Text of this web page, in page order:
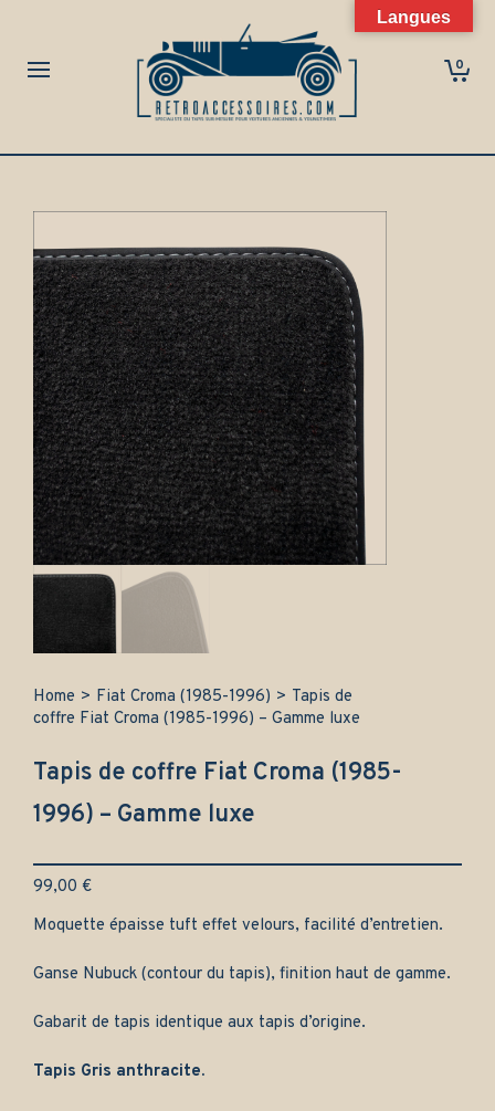
0
Home > Fiat Croma (1985-1996) > Tapis de
coffre Fiat Croma (1985-1996) – Gamme luxe
Tapis de coffre Fiat Croma (1985-
1996) – Gamme luxe
99,00 €
Moquette épaisse tuft effet velours, facilité d’entretien.
Ganse Nubuck (contour du tapis), finition haut de gamme.
Gabarit de tapis identique aux tapis d’origine.
Tapis Gris anthracite.
Langues